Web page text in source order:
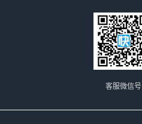
客服微信号